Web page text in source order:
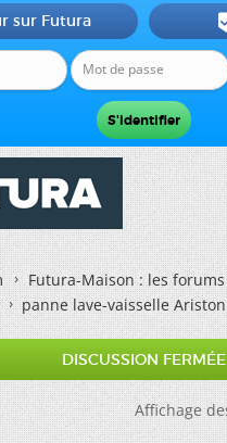
sur Futura
Futura-Maison : les
panne lave-vaisselle Ariston
DISCUSSION FERMÉE
Affichage